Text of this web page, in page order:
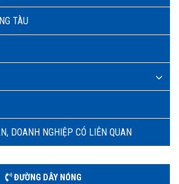
TÀU
DOANH NGHIỆP CÓ LIÊN QUAN
ĐƯỜNG DÂY NÓNG